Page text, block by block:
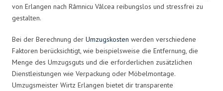
von Erlangen nach Râmnicu Vâlcea reibungslos und stressfrei zu
gestalten.
Bei der Berechnung der Umzugskosten werden verschiedene
Faktoren berücksichtigt, wie beispielsweise die Entfernung, die
Menge des Umzugsguts und die erforderlichen zusätzlichen
Dienstleistungen wie Verpackung oder Möbelmontage.
Umzugsmeister Wirtz Erlangen bietet dir transparente